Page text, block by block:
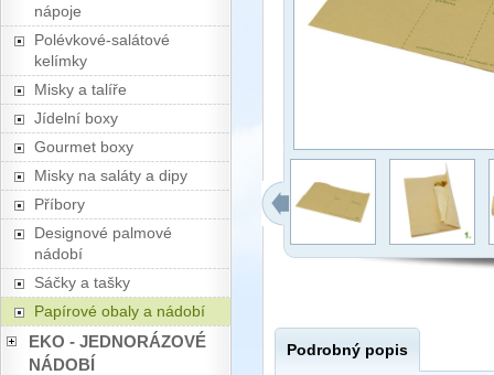
nápoje
Polévkové-salátové
kelímky
Misky a talíře
Jídelní boxy
Gourmet boxy
Misky na saláty a dipy
Příbory
Designové palmové
nádobí
Sáčky a tašky
Papírové obaly a nádobí
EKO - JEDNORÁZOVÉ
NÁDOBÍ
Podrobný popis